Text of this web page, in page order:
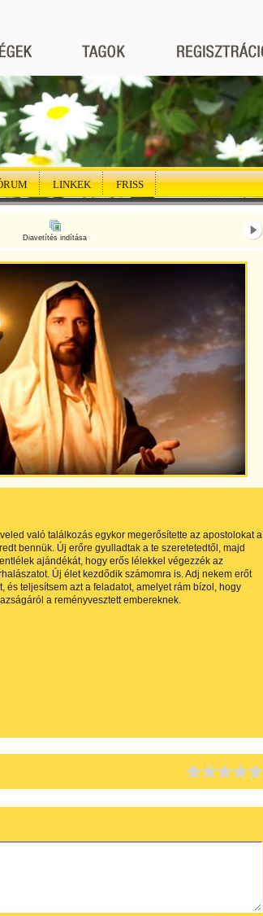
LINKEK FRISS
Diavetítés indítása
való találkozás egykor megerősítette az apostolokat a
bennük. Új erőre gyulladtak a te szeretetedtől, majd
ajándékát, hogy erős lélekkel végezzék az
Új élet kezdődik számomra is. Adj nekem erőt
és teljesítsem azt a feladatot, amelyet rám bízol, hogy
a reményvesztett embereknek.